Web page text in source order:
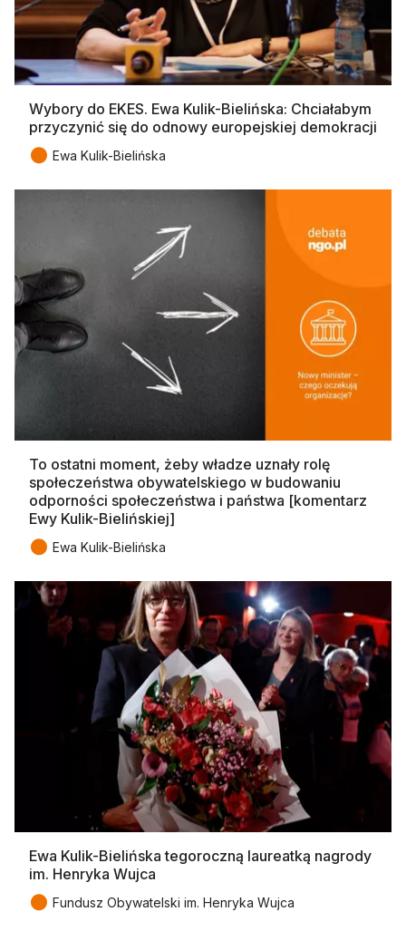
Wybory do EKES. Ewa Kulik-Bielińska: Chciałabym
przyczynić się do odnowy europejskiej demokracji
● Ewa Kulik-Bielińska
To ostatni moment, żeby władze uznały rolę
społeczeństwa obywatelskiego w budowaniu
odporności społeczeństwa i państwa [komentarz
Ewy Kulik-Bielińskiej]
● Ewa Kulik-Bielińska
Ewa Kulik-Bielińska tegoroczną laureatką nagrody
im. Henryka Wujca
● Fundusz Obywatelski im. Henryka Wujca